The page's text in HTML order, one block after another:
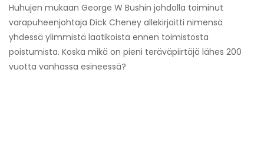
Huhujen mukaan George W Bushin johdolla toiminut
varapuheenjohtaja Dick Cheney allekirjoitti nimensä
yhdessä ylimmistä laatikoista ennen toimistosta
poistumista. Koska mikä on pieni teräväpiirtäjä lähes 200
vuotta vanhassa esineessä?